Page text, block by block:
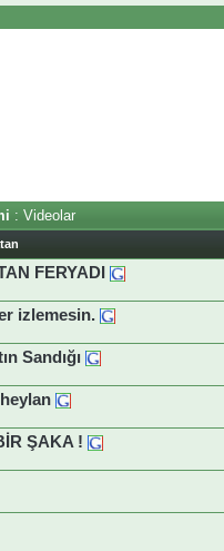
: Videolar
FERYADI
izlemesin.
Sandığı
ŞAKA !